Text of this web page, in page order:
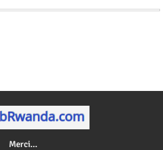
Merci...